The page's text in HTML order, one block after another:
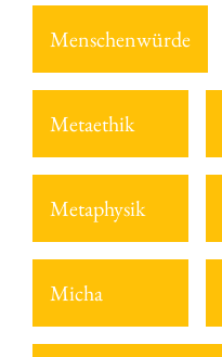
Menschenwürde
Metaethik
Metaphysik
Micha